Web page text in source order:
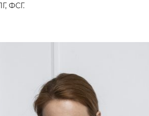
ФСГ.